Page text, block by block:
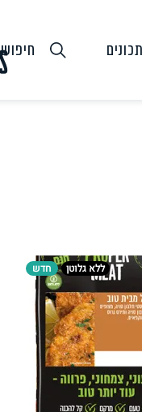
חיפוש
גבינות טבעוניות
פסטה, אטריות וקטניות
חדש ללא גלוטן